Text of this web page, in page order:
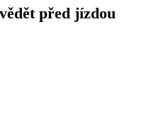
před jízdou